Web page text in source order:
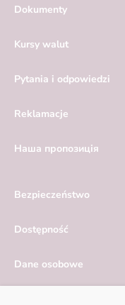
Dokumenty
Kursy walut
Pytania i odpowiedzi
Reklamacje
Hаша пропозиція
Bezpieczeństwo
Dostępność
Dane osobowe